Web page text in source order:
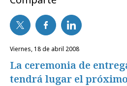
viernes, 18 de abril 2008
La ceremonia de
tendrá lugar el próximo